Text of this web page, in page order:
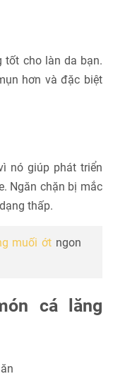
tốt cho làn da bạn.
hơn và đặc biệt
nó giúp phát triển
Ngăn chặn bị mắc
thấp.
muối ớt ngon
cá lăng